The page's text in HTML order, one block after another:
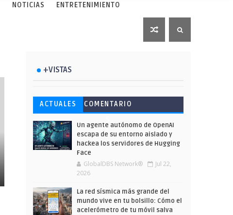
NOTICIAS ENTRETENIMIENTO
+VISTAS
Esto ha ocurrido cuando una
gran web ha dejado a la IA
escribir sobre Star Wars
Ahorra y compra de oferta:
Cuándo es más barato
comprar en Shein
Microsoft lanza unos cursos
gratuitos y limitados para
que te formes este verano
ACTUALES
COMENTARIO
Un agente autónomo de OpenAI
escapa de su entorno aislado y
hackea los servidores de Hugging
Face
GlobalDBS Network®
Jul 22,
2026
La red sísmica más grande del
mundo vive en tu bolsillo: Cómo el
acelerómetro de tu móvil salva